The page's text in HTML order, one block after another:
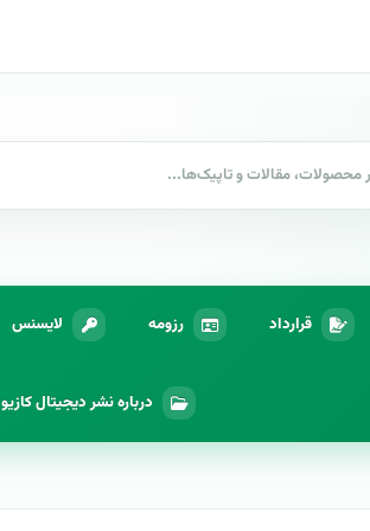
قرارداد رزومه لایسنس
درباره نشر دیجیتال کازیو